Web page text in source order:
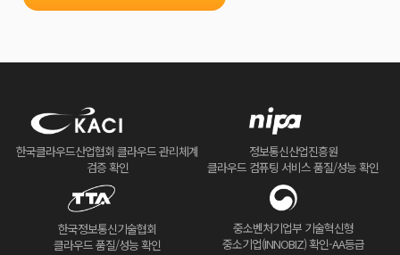
한국클라우드산업협회 클라우드 관리체계
검증 확인
정보통신산업진흥원
클라우드 컴퓨팅 서비스 품질/성능 확인
한국정보통신기술협회
클라우드 품질/성능 확인
중소벤처기업부 기술혁신형
중소기업(INNOBIZ) 확인-AA등급